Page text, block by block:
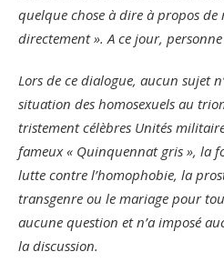
quelque chose à dire à propos
directement ». A ce jour, personne
Lors de ce dialogue, aucun sujet
situation des homosexuels au
tristement célèbres Unités
fameux « Quinquennat gris », la
lutte contre l’homophobie, la
transgenre ou le mariage pour
aucune question et n’a imposé
la discussion.